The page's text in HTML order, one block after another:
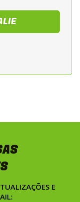
a fixação
ignição,
E